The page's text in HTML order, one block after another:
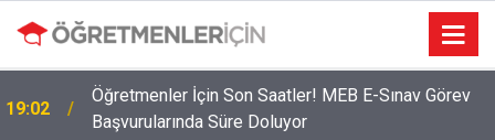
19:02
Öğretmenler İçin Son Saatler! MEB E-Sınav Görev
Başvurularında Süre Doluyor